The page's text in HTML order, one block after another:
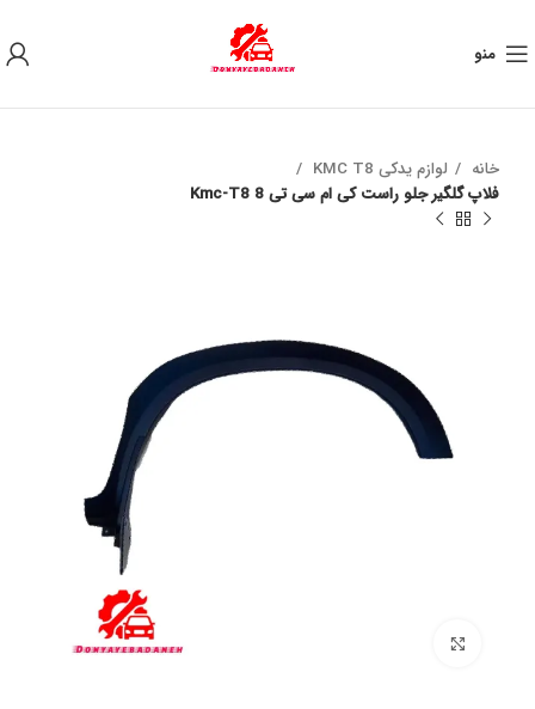
منو
خانه
لوازم یدکی KMC T8
فلاپ گلگیر جلو راست کی ام سی تی 8 Kmc-T8
به علت نوسان ارز ، لطفا قبل از خرید تماس بگیرید.